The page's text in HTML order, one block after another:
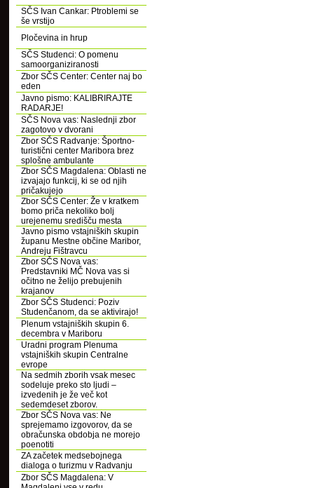
SČS Ivan Cankar: Ptroblemi se
še vrstijo
Pločevina in hrup
SČS Studenci: O pomenu
samoorganiziranosti
Zbor SČS Center: Center naj bo
eden
Javno pismo: KALIBRIRAJTE
RADARJE!
SČS Nova vas: Naslednji zbor
zagotovo v dvorani
Zbor SČS Radvanje: Športno-
turistični center Maribora brez
splošne ambulante
Zbor SČS Magdalena: Oblasti ne
izvajajo funkcij, ki se od njih
pričakujejo
Zbor SČS Center: Že v kratkem
bomo priča nekoliko bolj
urejenemu središču mesta
Javno pismo vstajniških skupin
županu Mestne občine Maribor,
Andreju Fištravcu
Zbor SČS Nova vas:
Predstavniki MČ Nova vas si
očitno ne želijo prebujenih
krajanov
Zbor SČS Studenci: Poziv
Studenčanom, da se aktivirajo!
Plenum vstajniških skupin 6.
decembra v Mariboru
Uradni program Plenuma
vstajniških skupin Centralne
evrope
Na sedmih zborih vsak mesec
sodeluje preko sto ljudi –
izvedenih je že več kot
sedemdeset zborov.
Zbor SČS Nova vas: Ne
sprejemamo izgovorov, da se
obračunska obdobja ne morejo
poenotiti
ZA začetek medsebojnega
dialoga o turizmu v Radvanju
Zbor SČS Magdalena: V